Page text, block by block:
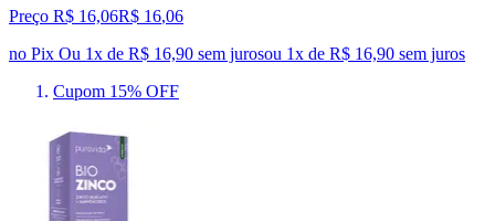
Preço R$ 16,06R$ 16,06
no Pix Ou 1x de R$ 16,90 sem jurosou 1x de R$ 16,90 sem juros
Cupom 15% OFF